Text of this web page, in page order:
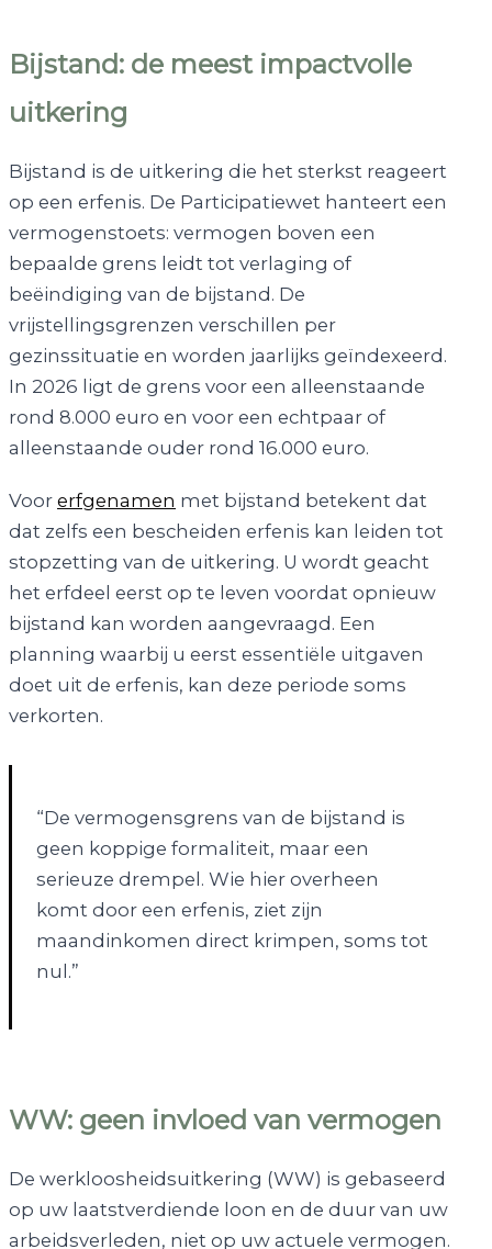
Bijstand: de meest impactvolle
uitkering
Bijstand is de uitkering die het sterkst reageert
op een erfenis. De Participatiewet hanteert een
vermogenstoets: vermogen boven een
bepaalde grens leidt tot verlaging of
beëindiging van de bijstand. De
vrijstellingsgrenzen verschillen per
gezinssituatie en worden jaarlijks geïndexeerd.
In 2026 ligt de grens voor een alleenstaande
rond 8.000 euro en voor een echtpaar of
alleenstaande ouder rond 16.000 euro.
Voor erfgenamen met bijstand betekent dat
dat zelfs een bescheiden erfenis kan leiden tot
stopzetting van de uitkering. U wordt geacht
het erfdeel eerst op te leven voordat opnieuw
bijstand kan worden aangevraagd. Een
planning waarbij u eerst essentiële uitgaven
doet uit de erfenis, kan deze periode soms
verkorten.
“De vermogensgrens van de bijstand is
geen koppige formaliteit, maar een
serieuze drempel. Wie hier overheen
komt door een erfenis, ziet zijn
maandinkomen direct krimpen, soms tot
nul.”
WW: geen invloed van vermogen
De werkloosheidsuitkering (WW) is gebaseerd
op uw laatstverdiende loon en de duur van uw
arbeidsverleden, niet op uw actuele vermogen.